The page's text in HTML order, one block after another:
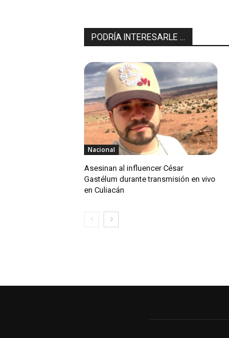
PODRÍA INTERESARLE ...
Nacional
Asesinan al influencer César
Gastélum durante transmisión en vivo
en Culiacán